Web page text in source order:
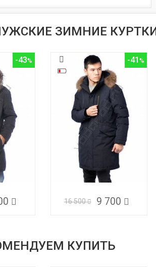
ЗИМНИЕ
-43 -41
16 500 9 700
КУПИТЬ